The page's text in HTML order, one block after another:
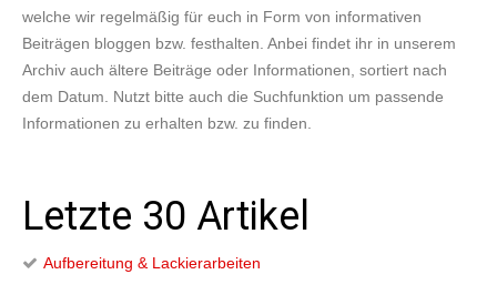
welche wir regelmäßig für euch in Form von informativen
Beiträgen bloggen bzw. festhalten. Anbei findet ihr in unserem
Archiv auch ältere Beiträge oder Informationen, sortiert nach
dem Datum. Nutzt bitte auch die Suchfunktion um passende
Informationen zu erhalten bzw. zu finden.
Letzte 30 Artikel
Aufbereitung & Lackierarbeiten